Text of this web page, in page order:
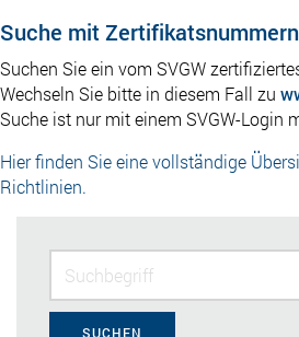
Suche mit Zertifikatsnummern
Suchen Sie ein vom SVGW
Wechseln Sie bitte in diesem Fall zu
Suche ist nur mit einem SVGW-Login
Hier finden Sie eine vollständige
Richtlinien.
SUCHEN